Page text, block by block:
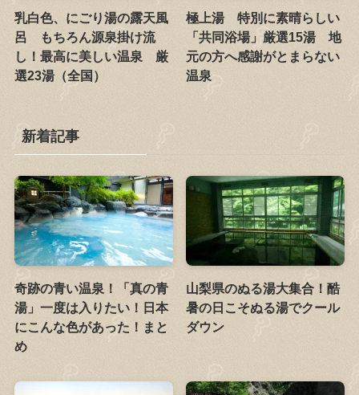
乳白色、にごり湯の露天風
呂 もちろん源泉掛け流
し！最高に美しい温泉 厳
選23湯（全国）
極上湯 特別に素晴らしい
「共同浴場」厳選15湯 地
元の方へ感謝がとまらない
温泉
新着記事
奇跡の青い温泉！「真の青
湯」一度は入りたい！日本
にこんな色があった！まと
め
山梨県のぬる湯大集合！酷
暑の日こそぬる湯でクール
ダウン